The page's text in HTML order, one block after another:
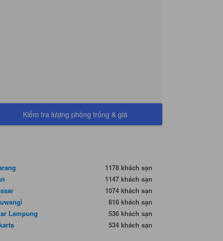
Kiểm tra lượng phòng trống & giá
1178 khách sạn
1147 khách sạn
1074 khách sạn
816 khách sạn
Lampung
536 khách sạn
534 khách sạn